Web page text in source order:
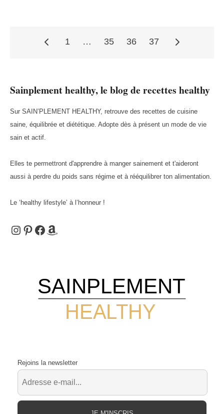
Pagination
des
publications
1 … 35 36 37
Sainplement healthy, le blog de recettes healthy
Sur SAIN’PLEMENT HEALTHY, retrouve des recettes de cuisine
saine, équilibrée et diététique. Adopte dès à présent un mode de vie
sain et actif.
Elles te permettront d'apprendre à manger sainement et t'aideront
aussi à perdre du poids sans régime et à rééquilibrer ton alimentation.
Le ‘healthy lifestyle’ à l’honneur !
Instagram
Pinterest
Facebook
Amazon
HEALTHY
SAINPLEMENT
Rejoins la newsletter